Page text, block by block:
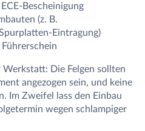
Bescheinigung
(z. B.
Eintragung)
Die Felgen sollten
angezogen sein, und keine
Im Zweifel lass den Einbau
wegen schlampiger